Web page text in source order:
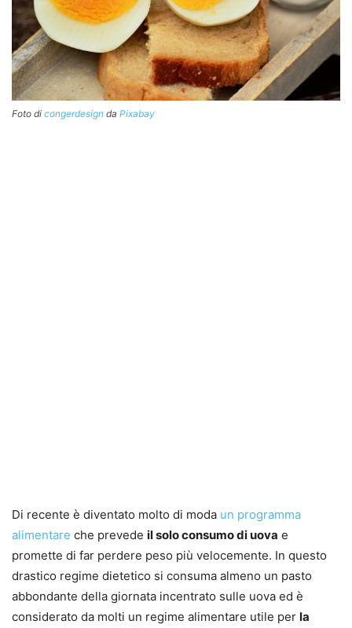
Foto di congerdesign da Pixabay
Di recente è diventato molto di moda un programma
alimentare che prevede il solo consumo di uova e
promette di far perdere peso più velocemente. In questo
drastico regime dietetico si consuma almeno un pasto
abbondante della giornata incentrato sulle uova ed è
considerato da molti un regime alimentare utile per la